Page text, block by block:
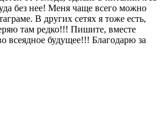
без нее! Меня чаще всего можно
В других сетях я тоже есть,
там редко!!! Пишите, вместе
всеядное будущее!!! Благодарю за